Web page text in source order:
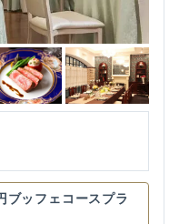
ブッフェコースプラ